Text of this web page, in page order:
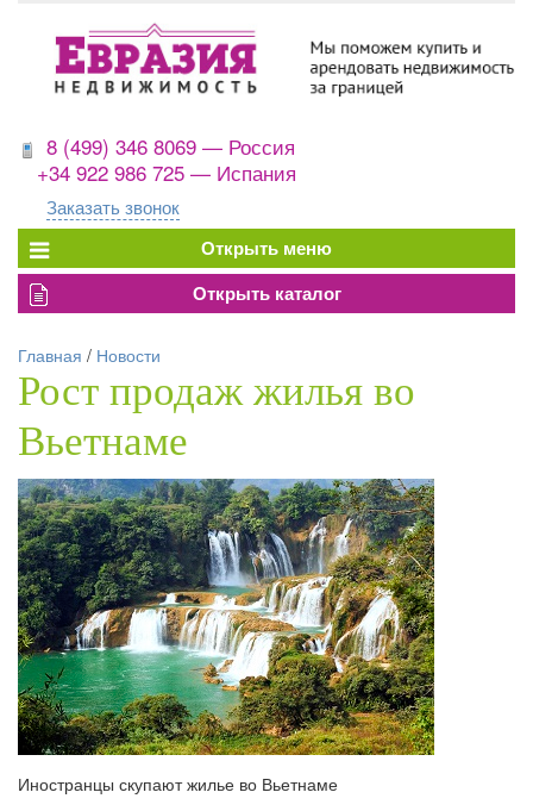
8 (499) 346 8069 — Россия
+34 922 986 725 — Испания
Заказать звонок
Главная / Новости
Рост продаж жилья во
Вьетнаме
Иностранцы скупают жилье во Вьетнаме